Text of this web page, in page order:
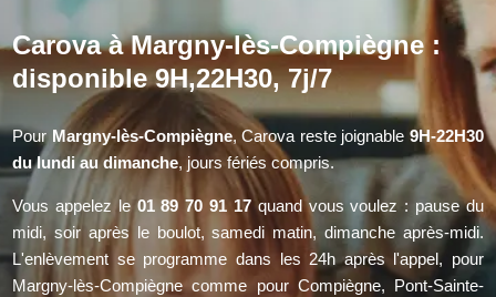
Carova à Margny-lès-Compiègne :
disponible 9H,22H30, 7j/7
Pour Margny-lès-Compiègne, Carova reste joignable 9H-22H30
du lundi au dimanche, jours fériés compris.
Vous appelez le01 89 70 91 17quand vous voulez : pause du
midi, soir après le boulot, samedi matin, dimanche après-midi.
L'enlèvement se programme dans les 24h après l'appel, pour
Margny-lès-Compiègne comme pour Compiègne, Pont-Sainte-